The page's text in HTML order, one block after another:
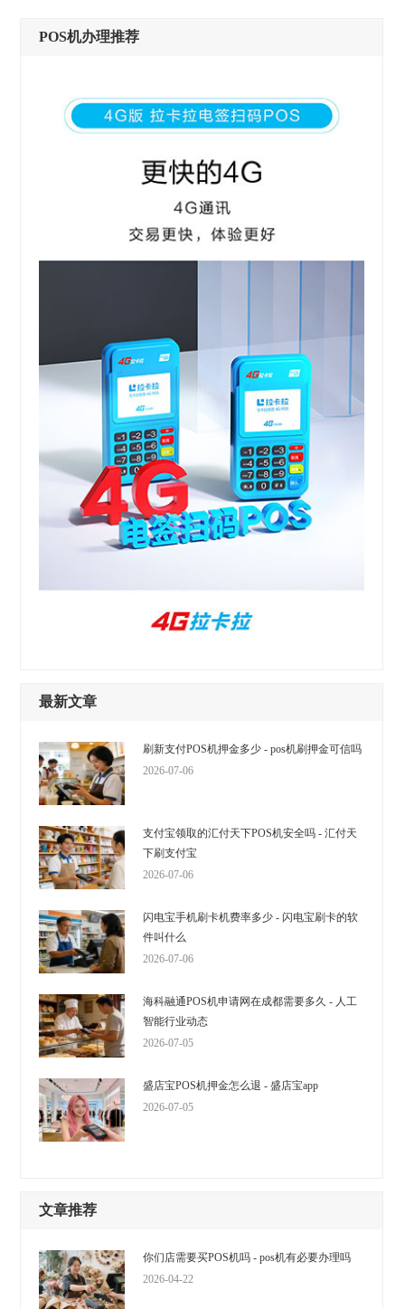
POS机办理推荐
最新文章
刷新支付POS机押金多少 - pos机刷押金可信吗
2026-07-06
支付宝领取的汇付天下POS机安全吗 - 汇付天
下刷支付宝
2026-07-06
闪电宝手机刷卡机费率多少 - 闪电宝刷卡的软
件叫什么
2026-07-06
海科融通POS机申请网在成都需要多久 - 人工
智能行业动态
2026-07-05
盛店宝POS机押金怎么退 - 盛店宝app
2026-07-05
文章推荐
你们店需要买POS机吗 - pos机有必要办理吗
2026-04-22